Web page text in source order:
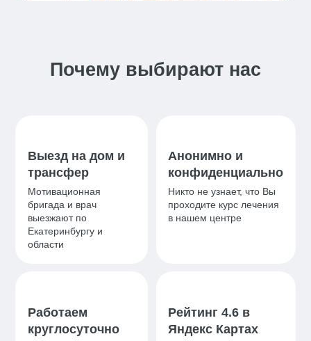
Почему выбирают нас
Выезд на дом и
трансфер
Мотивационная
бригада и врач
выезжают по
Екатеринбургу и
области
Анонимно и
конфиденциально
Никто не узнает, что Вы
проходите курс лечения
в нашем центре
Работаем
круглосуточно
Рейтинг 4.6 в
Яндекс Картах